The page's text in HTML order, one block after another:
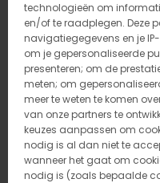
technologieën om
en/of te raadplegen. Deze
navigatiegegevens en je
om je gepersonaliseerde
presenteren; om de
meten; om
meer te weten te komen
van onze partners te
keuzes aanpassen om
nodig is al dan niet te
wanneer het gaat om
nodig is (zoals bepaalde